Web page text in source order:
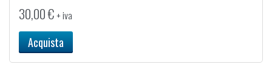
30,00€+ iva
Acquista